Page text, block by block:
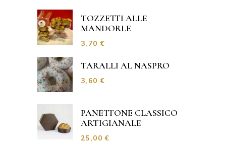
TOZZETTI ALLE
MANDORLE
3,70€
TARALLI AL NASPRO
3,60€
PANETTONE CLASSICO
ARTIGIANALE
25,00€